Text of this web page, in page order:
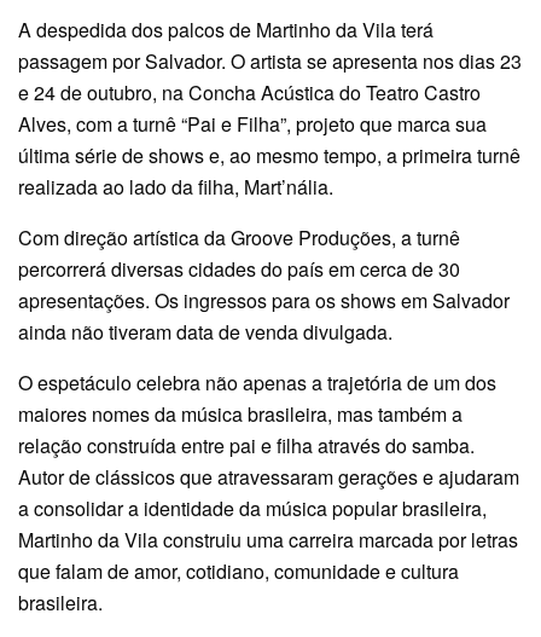
A despedida dos palcos de Martinho da Vila terá
passagem por Salvador. O artista se apresenta nos dias 23
e 24 de outubro, na Concha Acústica do Teatro Castro
Alves, com a turnê “Pai e Filha”, projeto que marca sua
última série de shows e, ao mesmo tempo, a primeira turnê
realizada ao lado da filha, Mart’nália.
Com direção artística da Groove Produções, a turnê
percorrerá diversas cidades do país em cerca de 30
apresentações. Os ingressos para os shows em Salvador
ainda não tiveram data de venda divulgada.
O espetáculo celebra não apenas a trajetória de um dos
maiores nomes da música brasileira, mas também a
relação construída entre pai e filha através do samba.
Autor de clássicos que atravessaram gerações e ajudaram
a consolidar a identidade da música popular brasileira,
Martinho da Vila construiu uma carreira marcada por letras
que falam de amor, cotidiano, comunidade e cultura
brasileira.